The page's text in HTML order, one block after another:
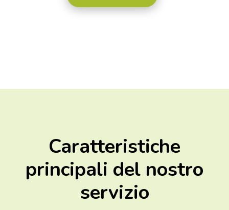
Caratteristiche
principali del nostro
servizio